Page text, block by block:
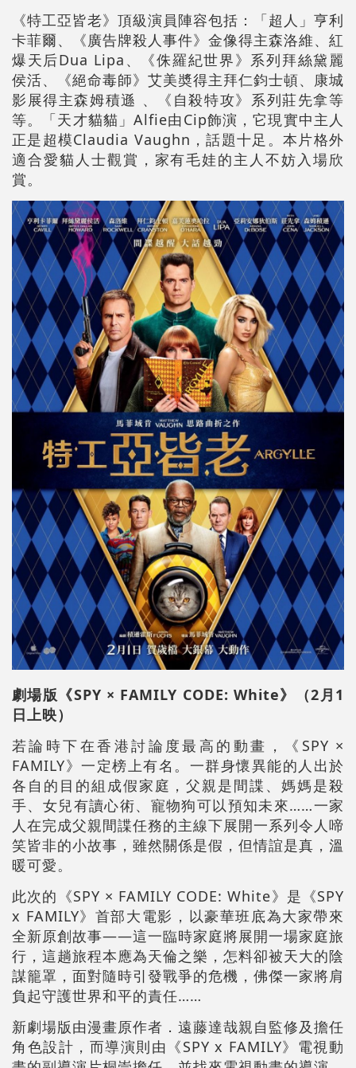
《特工亞皆老》頂級演員陣容包括：「超人」亨利
卡菲爾、《廣告牌殺人事件》金像得主森洛維、紅
爆天后Dua Lipa、《侏羅紀世界》系列拜絲黛麗
侯活、《絕命毒師》艾美奬得主拜仁鈞士頓、康城
影展得主森姆積遜 、《自殺特攻》系列莊先拿等
等。「天才貓貓」Alfie由Cip飾演，它現實中主人
正是超模Claudia Vaughn，話題十足。本片格外
適合愛貓人士觀賞，家有毛娃的主人不妨入場欣
賞。
劇場版《SPY × FAMILY CODE: White》（2月1
日上映）
若論時下在香港討論度最高的動畫，《SPY ×
FAMILY》一定榜上有名。一群身懷異能的人出於
各自的目的組成假家庭，父親是間諜、媽媽是殺
手、女兒有讀心術、寵物狗可以預知未來……一家
人在完成父親間諜任務的主線下展開一系列令人啼
笑皆非的小故事，雖然關係是假，但情誼是真，溫
暖可愛。
此次的《SPY × FAMILY CODE: White》是《SPY
x FAMILY》首部大電影，以豪華班底為大家帶來
全新原創故事——這一臨時家庭將展開一場家庭旅
行，這趟旅程本應為天倫之樂，怎料卻被天大的陰
謀籠罩，面對隨時引發戰爭的危機，佛傑一家將肩
負起守護世界和平的責任……
新劇場版由漫畫原作者．遠藤達哉親自監修及擔任
角色設計，而導演則由《SPY x FAMILY》電視動